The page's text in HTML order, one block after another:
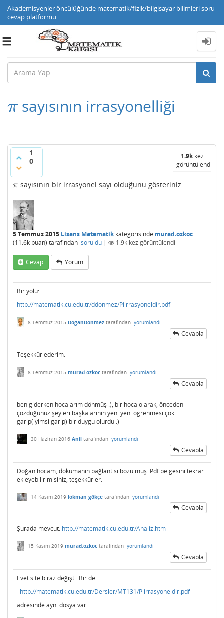
Akademisyenler öncülüğünde matematik/fizik/bilgisayar bilimleri soru
cevap platformu
Toggle
π
πsayısının irrasyonelliği
1
0
1.9kkez
görüntülendi
π
π sayısının bir irrasyonel sayı olduğunu gösteriniz.
5 Temmuz 2015 Lisans Matematikkategorisinde murad.ozkoc
(11.6k puan) tarafından soruldu | 1.9k kez görüntülendi
Cevap Yorum
Bir yolu:
http://matematik.cu.edu.tr/ddonmez/Piirrasyoneldir.pdf
8 Temmuz 2015 DoganDonmez tarafından yorumlandı
Cevapla
Teşekkür ederim.
8 Temmuz 2015 murad.ozkoc tarafından yorumlandı
Cevapla
ben giderken hocalarım dönmüş :), bir hoca olarak, önceden
çözdüğünüz şeyleri başkalarının yeni yeni ögrenmesi çok
garip(iyimsi garip) bir duygu olurdu :)
30 Haziran 2016 Anil tarafından yorumlandı
Cevapla
Doğan hocam, dokümanın bağlantısı bozulmuş. Pdf belgesini tekrar
ekleyebilir misiniz, teşekkürler.
14 Kasım 2019 lokman gökçe tarafından yorumlandı
Cevapla
Şurada mevcut. http://matematik.cu.edu.tr/Analiz.htm
15 Kasım 2019 murad.ozkoc tarafından yorumlandı
Cevapla
Evet site biraz değişti. Bir de
http://matematik.cu.edu.tr/Dersler/MT131/Piirrasyoneldir.pdf
adresinde aynı dosya var.